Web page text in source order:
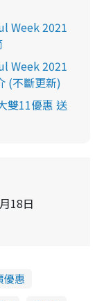
Week 2021
Week 2021
(不斷更新)
雙11優惠 送
18日
優惠